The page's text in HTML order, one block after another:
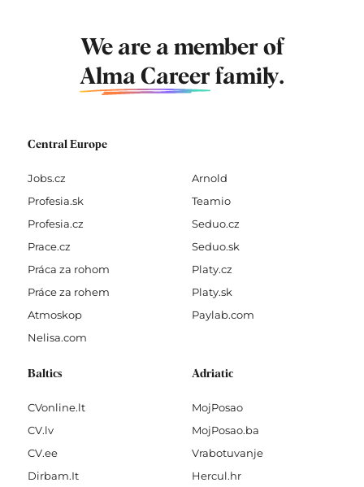
We are a member of
Alma Career family.
Central Europe
Jobs.cz
Profesia.sk
Profesia.cz
Prace.cz
Práca za rohom
Práce za rohem
Atmoskop
Nelisa.com
Arnold
Teamio
Seduo.cz
Seduo.sk
Platy.cz
Platy.sk
Paylab.com
Baltics
CVonline.lt
CV.lv
CV.ee
Dirbam.It
Adriatic
MojPosao
MojPosao.ba
Vrabotuvanje
Hercul.hr